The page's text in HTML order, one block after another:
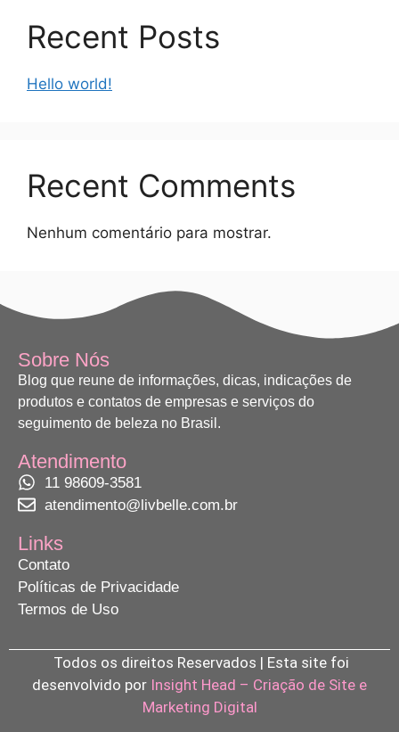
Recent Posts
Hello world!
Recent Comments
Nenhum comentário para mostrar.
Sobre Nós
Blog que reune de informações, dicas, indicações de
produtos e contatos de empresas e serviços do
seguimento de beleza no Brasil.
Atendimento
11 98609-3581
atendimento@livbelle.com.br
Links
Contato
Políticas de Privacidade
Termos de Uso
Todos os direitos Reservados | Esta site foi
desenvolvido por Insight Head – Criação de Site e
Marketing Digital